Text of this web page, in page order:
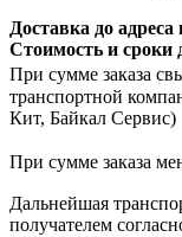
Доставка до адреса
Стоимость и сроки
При сумме заказа
транспортной
Кит, Байкал Сервис)
При сумме заказа
Дальнейшая
получателем согла